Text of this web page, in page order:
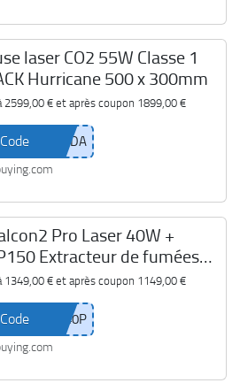
laser CO2 55W Classe 1
Hurricane 500 x 300mm
2599,00 €et après coupon 1899,00 €
Pro Laser 40W +
Extracteur de fumées
1349,00 €et après coupon 1149,00 €